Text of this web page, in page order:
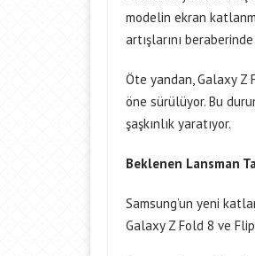
modelin ekran
artışlarını
Öte yandan, Galaxy
öne sürülüyor. Bu
şaşkınlık yaratıyor.
Beklenen Lansman
Samsung’un yeni
Galaxy Z Fold 8 ve